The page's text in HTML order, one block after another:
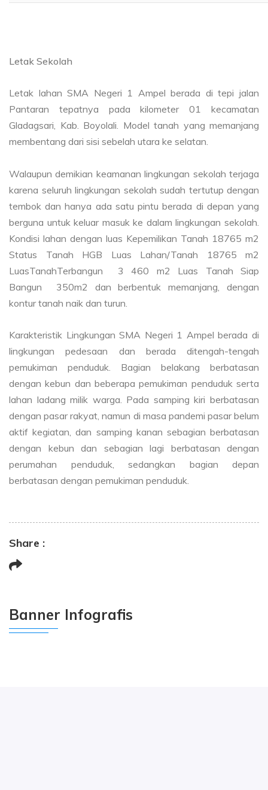
Letak Sekolah
Letak lahan SMA Negeri 1 Ampel berada di tepi jalan
Pantaran tepatnya pada kilometer 01 kecamatan
Gladagsari, Kab. Boyolali. Model tanah yang memanjang
membentang dari sisi sebelah utara ke selatan.
Walaupun demikian keamanan lingkungan sekolah terjaga
karena seluruh lingkungan sekolah sudah tertutup dengan
tembok dan hanya ada satu pintu berada di depan yang
berguna untuk keluar masuk ke dalam lingkungan sekolah.
Kondisi lahan dengan luas Kepemilikan Tanah 18765 m2
Status Tanah HGB Luas Lahan/Tanah 18765 m2
LuasTanahTerbangun 3 460 m2 Luas Tanah Siap
Bangun 350m2 dan berbentuk memanjang, dengan
kontur tanah naik dan turun.
Karakteristik Lingkungan SMA Negeri 1 Ampel berada di
lingkungan pedesaan dan berada ditengah-tengah
pemukiman penduduk. Bagian belakang berbatasan
dengan kebun dan beberapa pemukiman penduduk serta
lahan ladang milik warga. Pada samping kiri berbatasan
dengan pasar rakyat, namun di masa pandemi pasar belum
aktif kegiatan, dan samping kanan sebagian berbatasan
dengan kebun dan sebagian lagi berbatasan dengan
perumahan penduduk, sedangkan bagian depan
berbatasan dengan pemukiman penduduk.
Share :
Banner Infografis